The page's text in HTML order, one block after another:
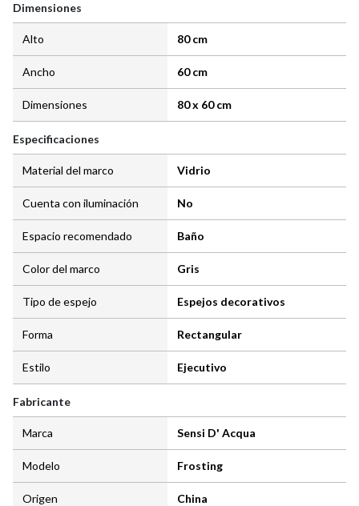
Dimensiones
Alto 80 cm
Ancho 60 cm
Dimensiones 80 x 60 cm
Especificaciones
Material del marco Vidrio
Cuenta con iluminación No
Espacio recomendado Baño
Color del marco Gris
Tipo de espejo Espejos decorativos
Forma Rectangular
Estilo Ejecutivo
Fabricante
Marca Sensi D' Acqua
Modelo Frosting
Origen China